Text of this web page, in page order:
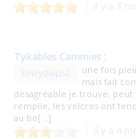
Tykables Cammies :
kinkydiap52
une fois
mais fait
désagréable je trouve,
remplie, les velcros ont
au bo[...]